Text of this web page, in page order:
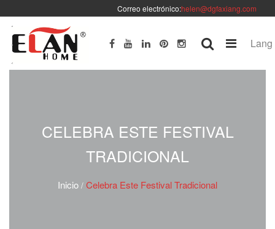
Correo electrónico:helen@dgfaxiang.com
Lang
CELEBRA ESTE FESTIVAL
TRADICIONAL
Inicio / Celebra Este Festival Tradicional